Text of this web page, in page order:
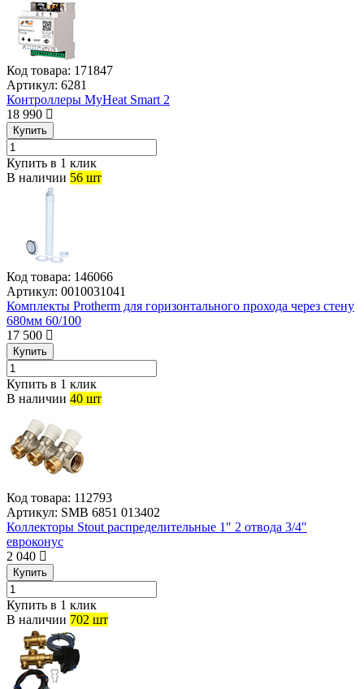
Код товара: 171847
Артикул: 6281
Контроллеры MyHeat Smart 2
18 990
Купить
Купить в 1 клик
В наличии 56 шт
Код товара: 146066
Артикул: 0010031041
Комплекты Protherm для горизонтального прохода через стену
680мм 60/100
17 500
Купить
Купить в 1 клик
В наличии 40 шт
Код товара: 112793
Артикул: SMB 6851 013402
Коллекторы Stout распределительные 1″ 2 отвода 3/4″
евроконуc
2 040
Купить
Купить в 1 клик
В наличии 702 шт